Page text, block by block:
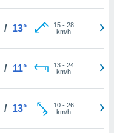
/ 13° 15- 28
km/h
/ 11° 13- 24
km/h
/ 13° 10- 26
km/h